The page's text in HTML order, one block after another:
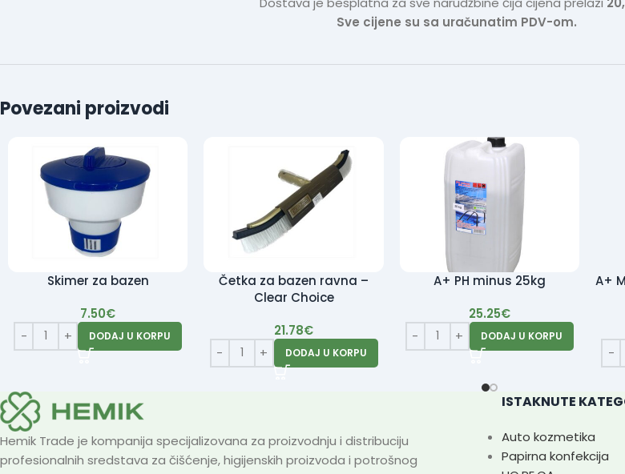
Sve cijene su sa uračunatim PDV-om.
Povezani proizvodi
Skimer za bazen
7.50€
DODAJ U KORPU
Četka za bazen ravna –
Clear Choice
21.78€
DODAJ U KORPU
A+ PH minus 25kg
25.25€
DODAJ U KORPU
A+
Hemik Trade je kompanija specijalizovana za proizvodnju i distribuciju
profesionalnih sredstava za čišćenje, higijenskih proizvoda i potrošnog
ISTAKNUTE
Auto kozmetika
Papirna konfekcija